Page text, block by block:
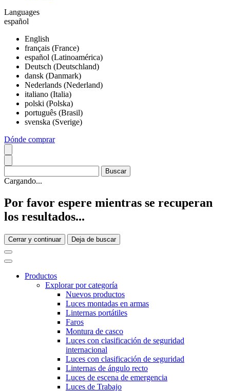
Languages
español
English
français (France)
español (Latinoamérica)
Deutsch (Deutschland)
dansk (Danmark)
Nederlands (Nederland)
italiano (Italia)
polski (Polska)
português (Brasil)
svenska (Sverige)
Dónde comprar
Cargando...
Por favor espere mientras se recuperan
los resultados...
Cerrar y continuar Deja de buscar
Productos
Explorar por categoría
Nuevos productos
Luces montadas en armas
Linternas portátiles
Faros
Montura de casco
Luces con clasificación de seguridad
internacional
Luces con clasificación de seguridad
Linternas de ángulo recto
Luces de escena de emergencia
Luces de Trabajo